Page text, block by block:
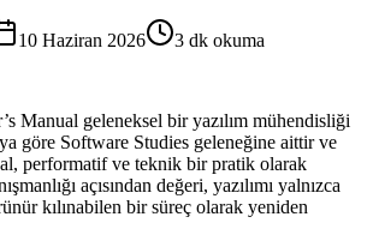
10 Haziran 2026 3 dk okuma
Manual geleneksel bir yazılım mühendisliği
göre Software Studies geleneğine aittir ve
performatif ve teknik bir pratik olarak
açısından değeri, yazılımı yalnızca
kılınabilen bir süreç olarak yeniden